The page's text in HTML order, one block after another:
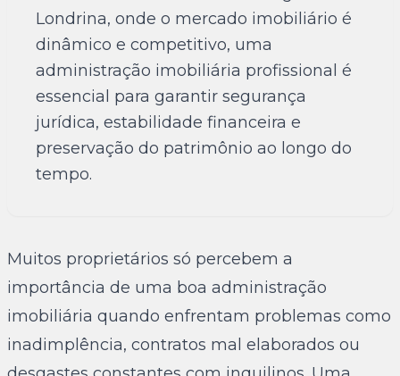
Londrina, onde o mercado imobiliário é
dinâmico e competitivo, uma
administração imobiliária profissional é
essencial para garantir segurança
jurídica, estabilidade financeira e
preservação do patrimônio ao longo do
tempo.
Muitos proprietários só percebem a
importância de uma boa administração
imobiliária quando enfrentam problemas como
inadimplência, contratos mal elaborados ou